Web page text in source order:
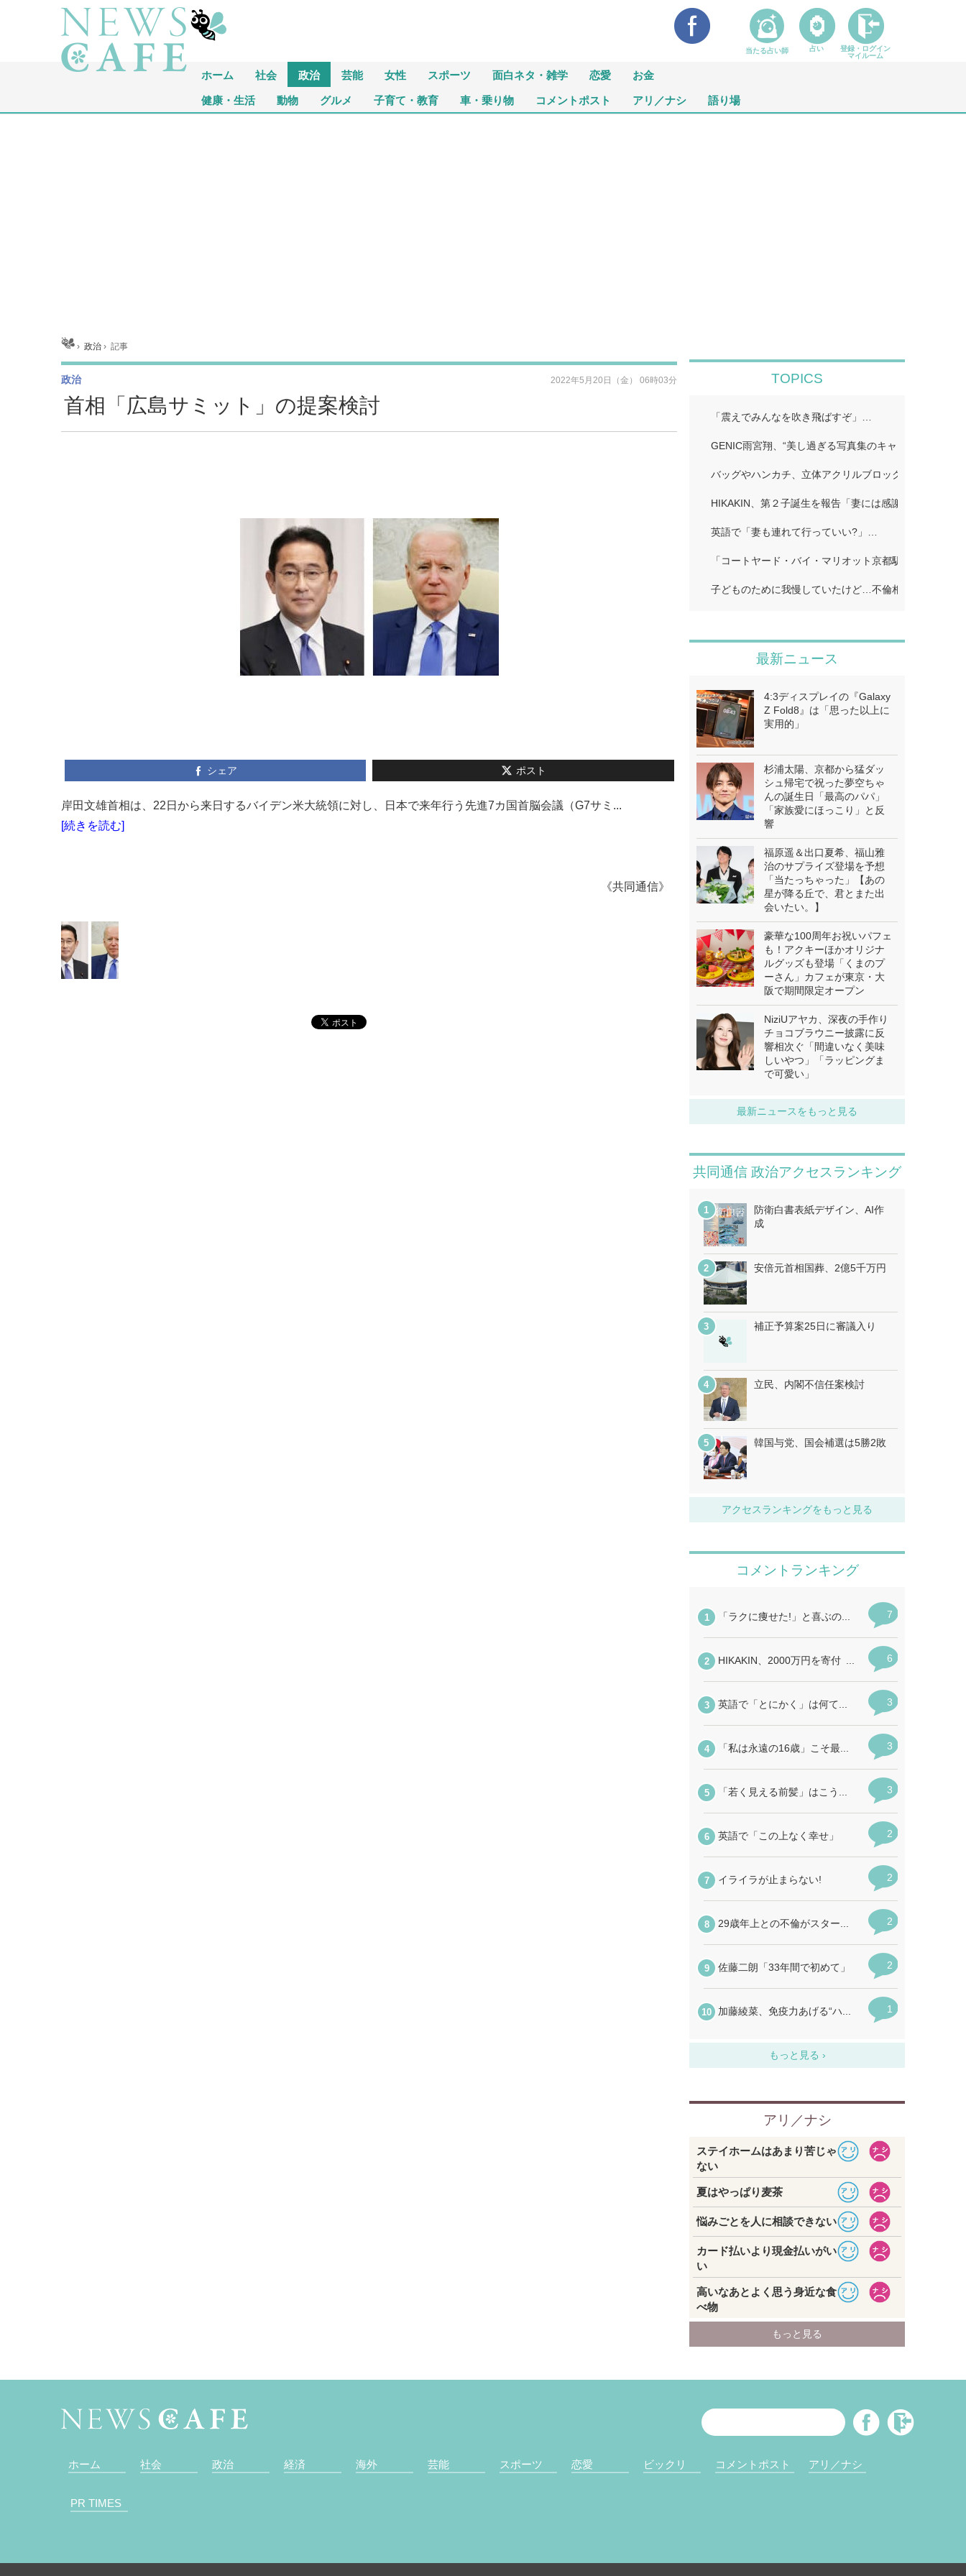
ホーム 社会 政治 芸能 女性 スポーツ 面白ネタ・雑学 恋愛 お金
健康・生活 動物 グルメ 子育て・教育 車・乗り物 コメントポスト アリ／ナシ 語り場
ホーム ›政治 ›記事
首相「広島サミット」の提案検討
政治 2022年5月20日（金） 06時03分
シェア ポスト
岸田文雄首相は、22日から来日するバイデン米大統領に対し、日本で来年行う先進7カ国首脳会議（G7サミ...
[続きを読む]
《共同通信》
TOPICS
「震えでみんなを吹き飛ばすぞ」…
GENIC雨宮翔、“美し過ぎる写真集のキャッチコピーに
バッグやハンカチ、立体アクリルブロックなど!…
HIKAKIN、第２子誕生を報告「妻には感謝しかありま
英語で「妻も連れて行っていい?」…
「コートヤード・バイ・マリオット京都駅」…
子どものために我慢していたけど…不倫相手に「離婚
最新ニュース
4:3ディスプレイの『Galaxy
Z Fold8』は「思った以上に
実用的」
杉浦太陽、京都から猛ダッ
シュ帰宅で祝った夢空ちゃ
んの誕生日「最高のパパ」
「家族愛にほっこり」と反
響
福原遥＆出口夏希、福山雅
治のサプライズ登場を予想
「当たっちゃった」【あの
星が降る丘で、君とまた出
会いたい。】
豪華な100周年お祝いパフェ
も！アクキーほかオリジナ
ルグッズも登場「くまのプ
ーさん」カフェが東京・大
阪で期間限定オープン
NiziUアヤカ、深夜の手作り
チョコブラウニー披露に反
響相次ぐ「間違いなく美味
しいやつ」「ラッピングま
で可愛い」
最新ニュースをもっと見る
共同通信 政治アクセスランキング
防衛白書表紙デザイン、AI作
成
安倍元首相国葬、2億5千万円
補正予算案25日に審議入り
立民、内閣不信任案検討
韓国与党、国会補選は5勝2敗
アクセスランキングをもっと見る
ホーム 社会 政治 経済 海外 芸能 スポーツ 恋愛 ビックリ コメントポスト アリ／ナシ
PR TIMES
当たる占い師 占い
登録・ログイン
マイルーム